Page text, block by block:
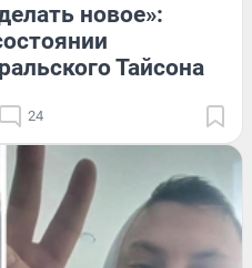
новое»:
Тайсона
24